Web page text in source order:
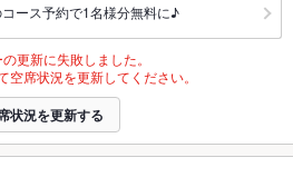
ース予約で1名様分無料に♪
更新に失敗しました。
空席状況を更新してください。
状況を更新する